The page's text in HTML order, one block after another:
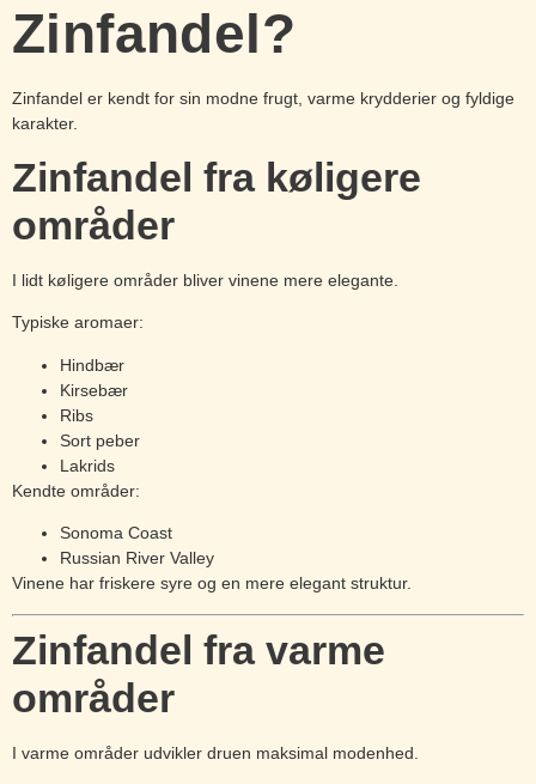
Zinfandel?
Zinfandel er kendt for sin modne frugt, varme krydderier og fyldige
karakter.
Zinfandel fra køligere
områder
I lidt køligere områder bliver vinene mere elegante.
Typiske aromaer:
Hindbær
Kirsebær
Ribs
Sort peber
Lakrids
Kendte områder:
Sonoma Coast
Russian River Valley
Vinene har friskere syre og en mere elegant struktur.
Zinfandel fra varme
områder
I varme områder udvikler druen maksimal modenhed.